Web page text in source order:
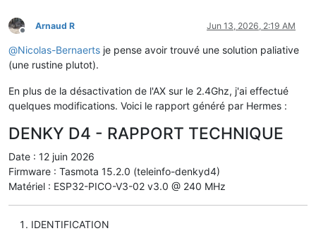
Offline
Arnaud R Jun 13, 2026, 2:19 AM
@Nicolas-Bernaerts je pense avoir trouvé une solution paliative
(une rustine plutot).
En plus de la désactivation de l'AX sur le 2.4Ghz, j'ai effectué
quelques modifications. Voici le rapport généré par Hermes :
DENKY D4 - RAPPORT TECHNIQUE
Date : 12 juin 2026
Firmware : Tasmota 15.2.0 (teleinfo-denkyd4)
Matériel : ESP32-PICO-V3-02 v3.0 @ 240 MHz
IDENTIFICATION